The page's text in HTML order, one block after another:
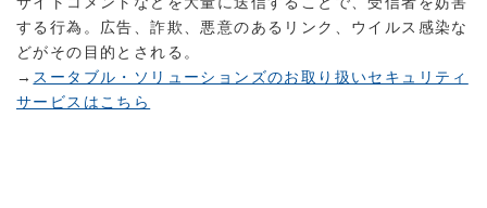
する行為。広告、詐欺、悪意のあるリンク、ウイルス感染な
どがその目的とされる。
→ スータブル・ソリューションズのお取り扱いセキュリティ
サービスはこちら